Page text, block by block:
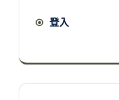
登入